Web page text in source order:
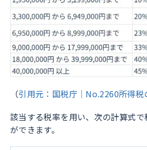
（引用元：国税庁｜No.2260所得税
該当する税率を用い、次の計算式で
ができます。